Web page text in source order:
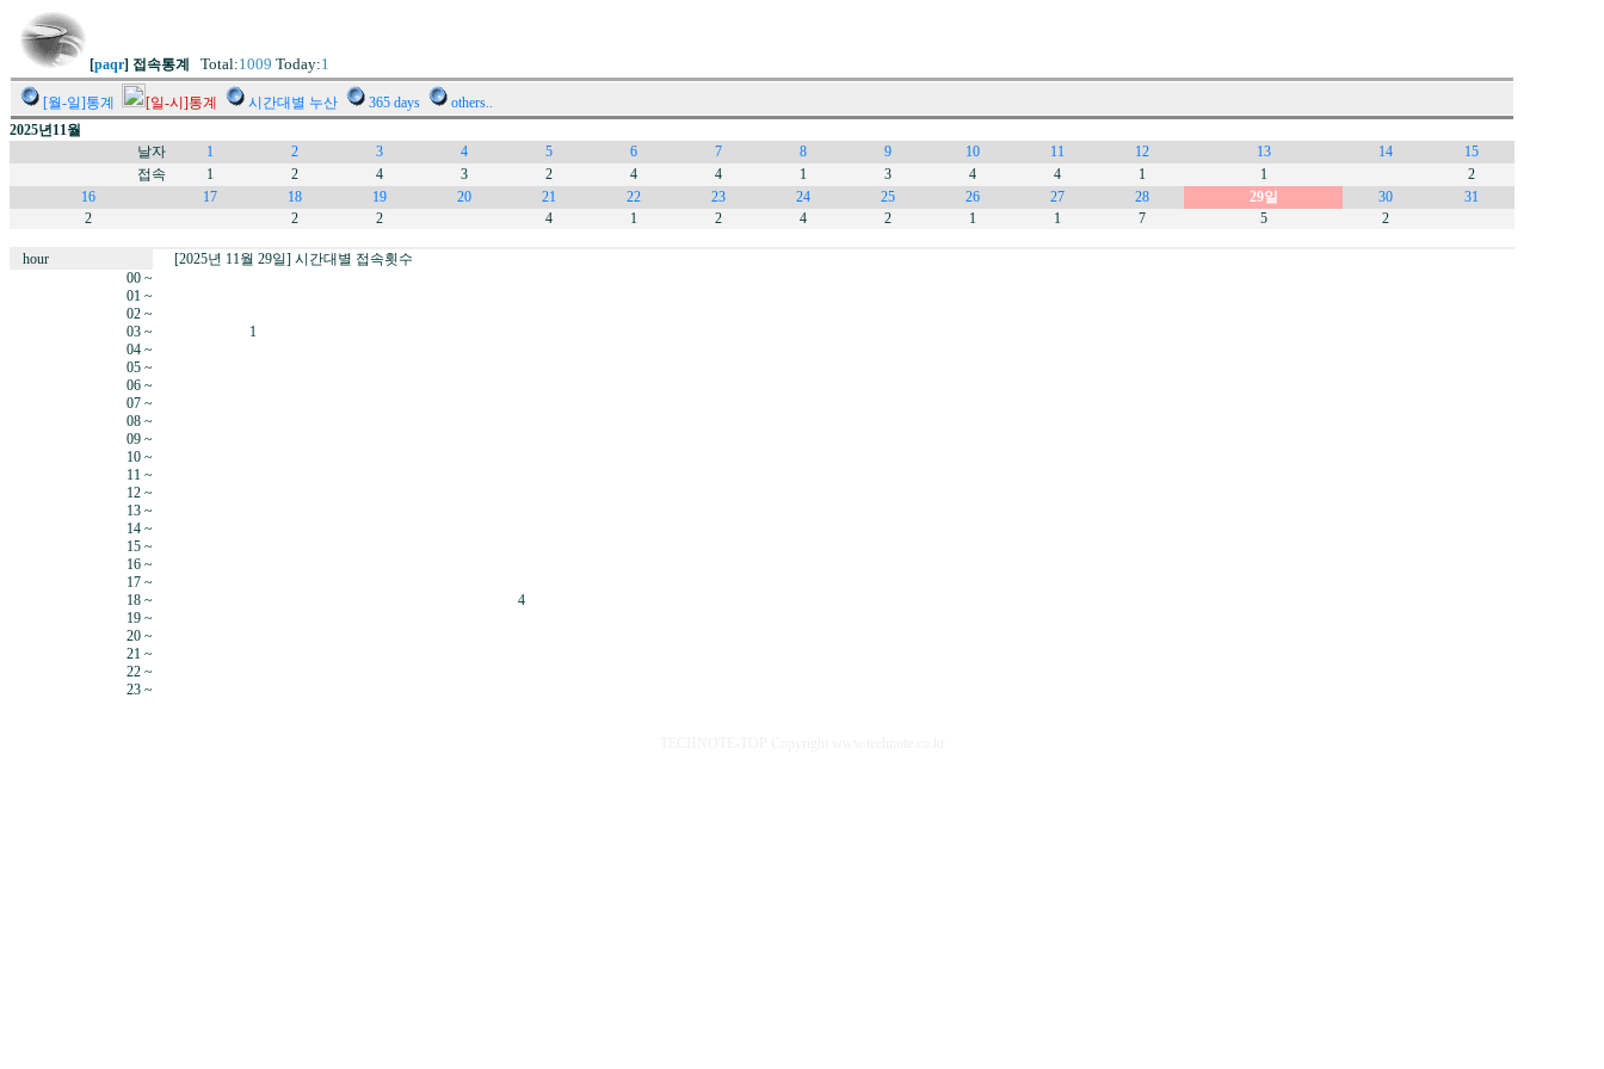
[paqr] 접속통계 Total:1009 Today:1
[월-일]통계 [일-시]통계 시간대별 누산 365 days
others..
2025년11월
날자
1 2 3 4 5 6 7 8 9 10 11 12 13 14
15
접속
1 2 4 3 2 4 4 1 3 4 4 1 1
2
16
17 18 19 20 21 22 23 24 25 26 27 28 29일 30
31
2
2 2 4 1 2 4 2 1 1 7 5 2
hour
[2025년 11월 29일] 시간대별 접속횟수
00 ~
01 ~
02 ~
03 ~
1
04 ~
05 ~
06 ~
07 ~
08 ~
09 ~
10 ~
11 ~
12 ~
13 ~
14 ~
15 ~
16 ~
17 ~
18 ~
4
19 ~
20 ~
21 ~
22 ~
23 ~